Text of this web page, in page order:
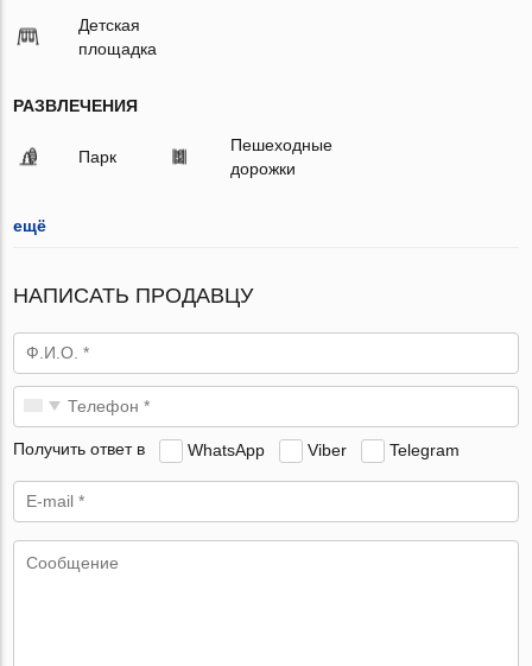
Детская
площадка
РАЗВЛЕЧЕНИЯ
Парк
Пешеходные
дорожки
ещё
НАПИСАТЬ ПРОДАВЦУ
Получить ответ в WhatsApp Viber Telegram